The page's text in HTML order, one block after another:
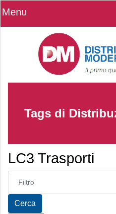
Menu
Tags di
LC3 Trasporti
Inserisci parte del titolo
Cerca